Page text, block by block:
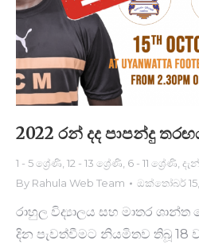
2022 රන් දද පාපන්දු
1 - 5 ශ්‍රේණි 12 - 13 ශ්‍රේණි 6 - 11 ශ්‍රේණි
By Rahula Web Team ඔක්තෝබර් 15,
රාහුල විද්‍යාලය සහ මාතර ශාන්​ත
දින පැවත්වීමට නියමිතව තිබූ 18